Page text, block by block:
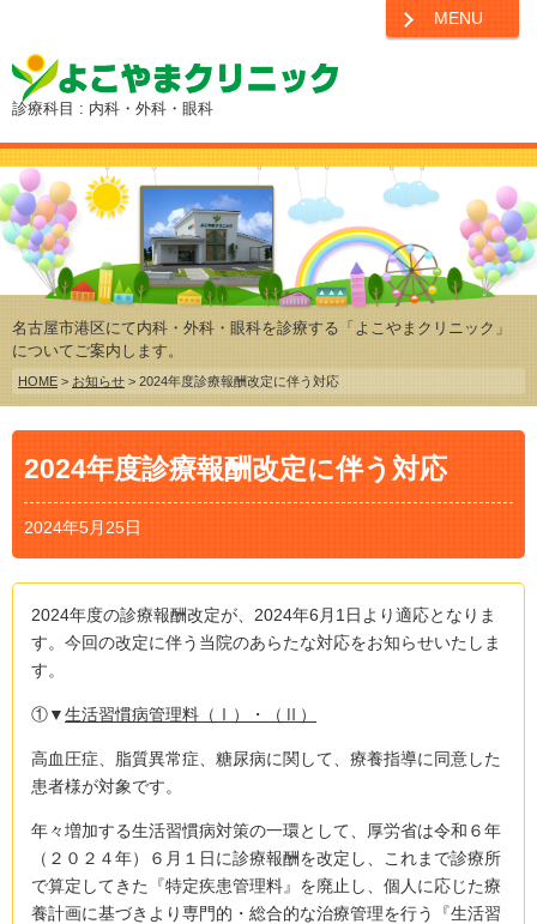
診療科目 : 内科・外科・眼科
名古屋市港区にて内科・外科・眼科を診療する「よこやまクリニック」
についてご案内します。
HOME > お知らせ > 2024年度診療報酬改定に伴う対応
2024年度診療報酬改定に伴う対応
2024年5月25日
2024年度の診療報酬改定が、2024年6月1日より適応となりま
す。今回の改定に伴う当院のあらたな対応をお知らせいたしま
す。
①▼生活習慣病管理料（Ⅰ）・（Ⅱ）
高血圧症、脂質異常症、糖尿病に関して、療養指導に同意した
患者様が対象です。
年々増加する生活習慣病対策の一環として、厚労省は令和６年
（２０２４年）６月１日に診療報酬を改定し、これまで診療所
で算定してきた『特定疾患管理料』を廃止し、個人に応じた療
養計画に基づきより専門的・総合的な治療管理を行う『生活習
MENU